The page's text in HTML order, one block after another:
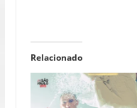
Relacionado